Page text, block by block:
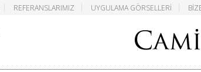
REFERANSLARIMIZ UYGULAMA GÖRSELLERI